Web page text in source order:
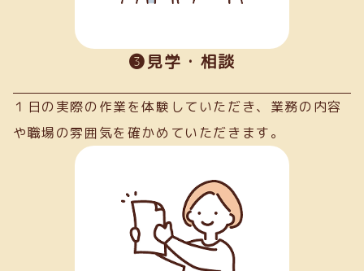
➌見学・相談
１日の実際の作業を体験していただき、業務の内容
や職場の雰囲気を確かめていただきます。